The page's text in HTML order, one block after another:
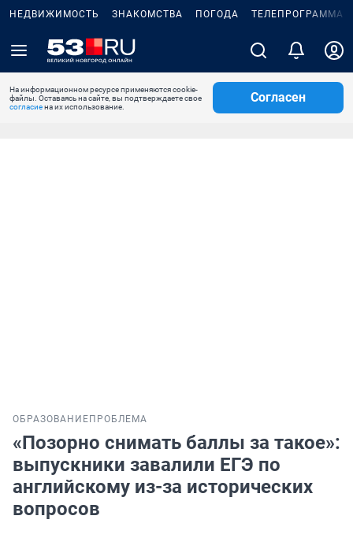
НЕДВИЖИМОСТЬ ЗНАКОМСТВА ПОГОДА ТЕЛЕПРОГРАММА
На информационном ресурсе применяются cookie-
файлы. Оставаясь на сайте, вы подтверждаете свое
согласиена их использование.
Согласен
ОБРАЗОВАНИЕ ПРОБЛЕМА
«Позорно снимать баллы за такое»:
выпускники завалили ЕГЭ по
английскому из-за исторических
вопросов